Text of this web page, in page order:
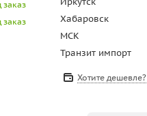
заказ
заказ Хабаровск
МСК
Транзит импорт
Хотите дешевле?